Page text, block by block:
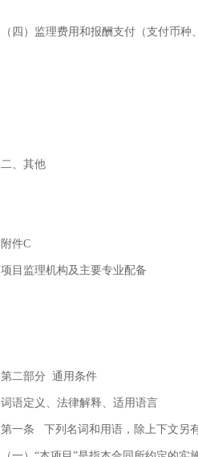
（四）监理费用和报酬支付（支付币种
二、其他
附件C
项目监理机构及主要专业配备
第二部分 通用条件
词语定义、法律解释、适用语言
第一条 下列名词和用语，除上下文另